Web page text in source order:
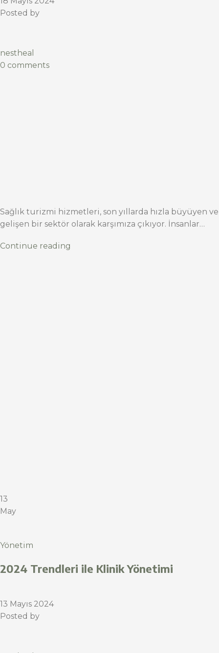
Posted by
nestheal
0 comments
Sağlık turizmi hizmetleri, son yıllarda hızla büyüyen ve
gelişen bir sektör olarak karşımıza çıkıyor. İnsanlar…
Continue reading
13
May
Yönetim
2024 Trendleri ile Klinik Yönetimi
13 Mayıs 2024
Posted by